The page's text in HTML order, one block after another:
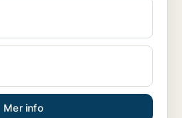
Mer info